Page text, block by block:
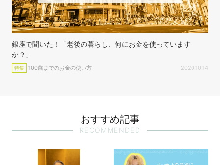
銀座で聞いた！「老後の暮らし、何にお金を使っています
か？」
特集 100歳までのお金の使い方 2020.10.14
おすすめ記事
RECOMMENDED